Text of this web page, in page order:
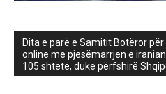
Dita e parë e Samitit Botëror
online me pjesëmarrjen e
105 shtete, duke përfshirë